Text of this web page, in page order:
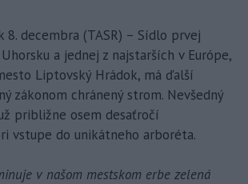
8. decembra (TASR) – Sídlo prvej
a jednej z najstarších v Európe,
Liptovský Hrádok, má ďalší
zákonom chránený strom. Nevšedný
približne osem desaťročí
vstupe do unikátneho arboréta.
v našom mestskom erbe zelená